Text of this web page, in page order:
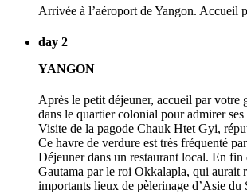
Arrivée à l’aéroport de Yangon. Accueil
day 2
YANGON
Après le petit déjeuner, accueil par votre
dans le quartier colonial pour admirer
Visite de la pagode Chauk Htet Gyi,
Ce havre de verdure est très fréquenté
Déjeuner dans un restaurant local. En
Gautama par le roi Okkalapla, qui aurait
importants lieux de pèlerinage d’Asie du